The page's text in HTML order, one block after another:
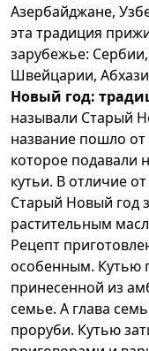
Азербайджане,
эта традиция
зарубежье:
Швейцарии,
Новый год:
называли Старый
название пошло
которое подавали
кутьи. В отличие
Старый Новый год
растительным
Рецепт
особенным. Кутью
принесенной из
семье. А глава
проруби. Кутью